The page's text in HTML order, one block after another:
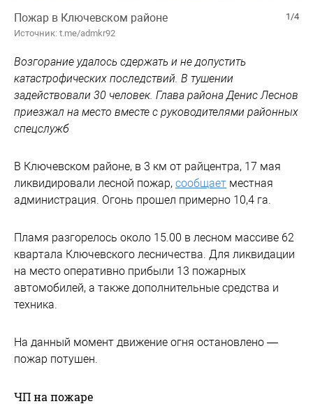
1/4
Пожар в Ключевском районе
Источник: t.me/admkr92
Возгорание удалось сдержать и не допустить
катастрофических последствий. В тушении
задействовали 30 человек. Глава района Денис Леснов
приезжал на место вместе с руководителями районных
спецслужб
В Ключевском районе, в 3 км от райцентра, 17 мая
ликвидировали лесной пожар, сообщает местная
администрация. Огонь прошел примерно 10,4 га.
Пламя разгорелось около 15.00 в лесном массиве 62
квартала Ключевского лесничества. Для ликвидации
на место оперативно прибыли 13 пожарных
автомобилей, а также дополнительные средства и
техника.
На данный момент движение огня остановлено —
пожар потушен.
ЧП на пожаре